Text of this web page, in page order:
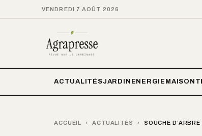
VENDREDI 7 AOÛT 2026
ACTUALITÉSJARDIN ENERGIE MAISON
ACCUEIL › ACTUALITÉS › SOUCHE